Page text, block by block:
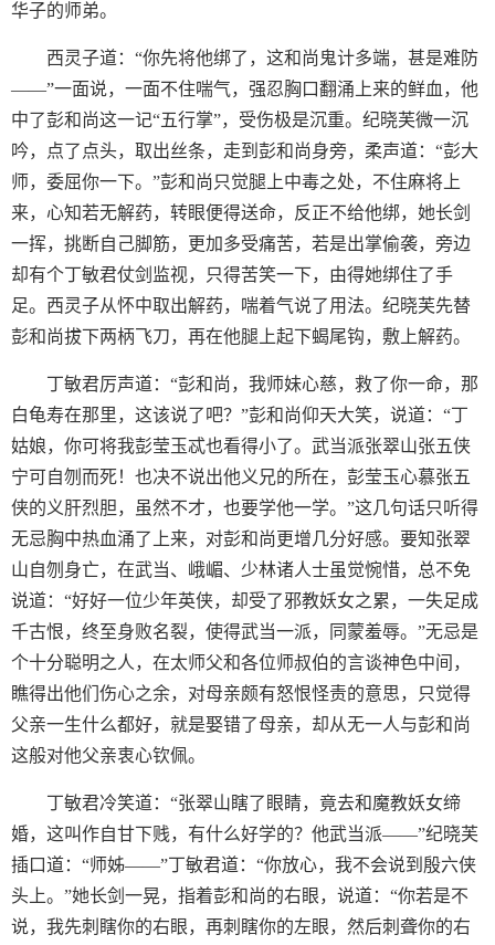
华子的师弟。
西灵子道：“你先将他绑了，这和尚鬼计多端，甚是难防
——”一面说，一面不住喘气，强忍胸口翻涌上来的鲜血，他
中了彭和尚这一记“五行掌”，受伤极是沉重。纪晓芙微一沉
吟，点了点头，取出丝条，走到彭和尚身旁，柔声道：“彭大
师，委屈你一下。”彭和尚只觉腿上中毒之处，不住麻将上
来，心知若无解药，转眼便得送命，反正不给他绑，她长剑
一挥，挑断自己脚筋，更加多受痛苦，若是出掌偷袭，旁边
却有个丁敏君仗剑监视，只得苦笑一下，由得她绑住了手
足。西灵子从怀中取出解药，喘着气说了用法。纪晓芙先替
彭和尚拔下两柄飞刀，再在他腿上起下蝎尾钩，敷上解药。
丁敏君厉声道：“彭和尚，我师妹心慈，救了你一命，那
白龟寿在那里，这该说了吧？”彭和尚仰天大笑，说道：“丁
姑娘，你可将我彭莹玉忒也看得小了。武当派张翠山张五侠
宁可自刎而死！也决不说出他义兄的所在，彭莹玉心慕张五
侠的义肝烈胆，虽然不才，也要学他一学。”这几句话只听得
无忌胸中热血涌了上来，对彭和尚更增几分好感。要知张翠
山自刎身亡，在武当、峨嵋、少林诸人士虽觉惋惜，总不免
说道：“好好一位少年英侠，却受了邪教妖女之累，一失足成
千古恨，终至身败名裂，使得武当一派，同蒙羞辱。”无忌是
个十分聪明之人，在太师父和各位师叔伯的言谈神色中间，
瞧得出他们伤心之余，对母亲颇有怒恨怪责的意思，只觉得
父亲一生什么都好，就是娶错了母亲，却从无一人与彭和尚
这般对他父亲衷心钦佩。
丁敏君冷笑道：“张翠山瞎了眼睛，竟去和魔教妖女缔
婚，这叫作自甘下贱，有什么好学的？他武当派——”纪晓芙
插口道：“师姊——”丁敏君道：“你放心，我不会说到殷六侠
头上。”她长剑一晃，指着彭和尚的右眼，说道：“你若是不
说，我先刺瞎你的右眼，再刺瞎你的左眼，然后刺聋你的右